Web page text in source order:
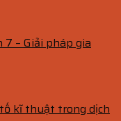
– Giải pháp gia
kĩ thuật trong dịch